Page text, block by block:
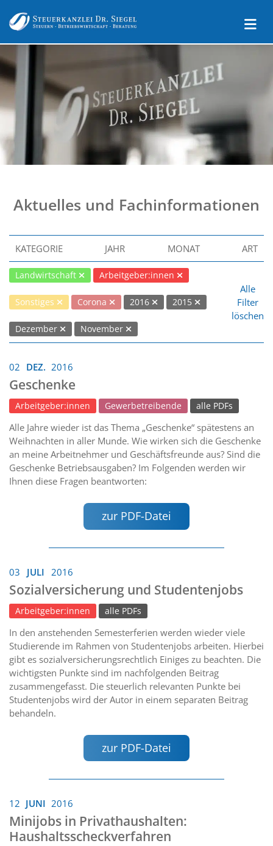
Aktuelles und Fachinformationen
KATEGORIE JAHR MONAT ART
Landwirtschaft Arbeitgeber:innen
Sonstiges Corona 2016 2015
Dezember November
Alle
Filter
löschen
02 DEZ. 2016
Geschenke
Arbeitgeber:innen Gewerbetreibende alle PDFs
Alle Jahre wieder ist das Thema „Geschenke“ spätestens an
Weihnachten in aller Munde. Wie wirken sich die Geschenke
an meine Arbeitnehmer und Geschäftsfreunde aus? Sind die
Geschenke Betriebsausgaben? Im Folgenden werden wir
Ihnen diese Fragen beantworten:
zur PDF-Datei
03 JULI 2016
Sozialversicherung und Studentenjobs
Arbeitgeber:innen alle PDFs
In den anstehenden Semesterferien werden wieder viele
Studierende im Rahmen von Studentenjobs arbeiten. Hierbei
gibt es sozialversicherungsrechtlich Einiges zu beachten. Die
wichtigsten Punkte sind im nachfolgenden Beitrag
zusammengefasst. Die steuerlich relevanten Punkte bei
Studentenjobs wird der Autor in einem separaten Beitrag
behandeln.
zur PDF-Datei
12 JUNI 2016
Minijobs in Privathaushalten:
Haushaltsscheckverfahren